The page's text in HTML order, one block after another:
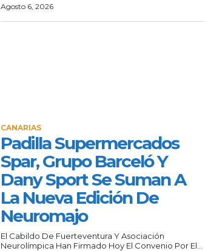
Agosto 6, 2026
CANARIAS
Padilla Supermercados
Spar, Grupo Barceló Y
Dany Sport Se Suman A
La Nueva Edición De
Neuromajo
El Cabildo De Fuerteventura Y Asociación
Neurolímpica Han Firmado Hoy El Convenio Por El...